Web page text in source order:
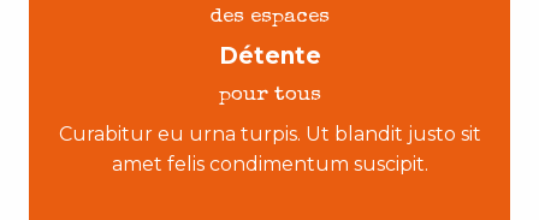
des espaces
Détente
pour tous
Curabitur eu urna turpis. Ut blandit justo sit
amet felis condimentum suscipit.